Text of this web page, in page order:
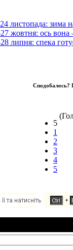
листопада: зима
жовтня: ось вона
липня: спека
Сподобалось?
5
1
2
3
4
5